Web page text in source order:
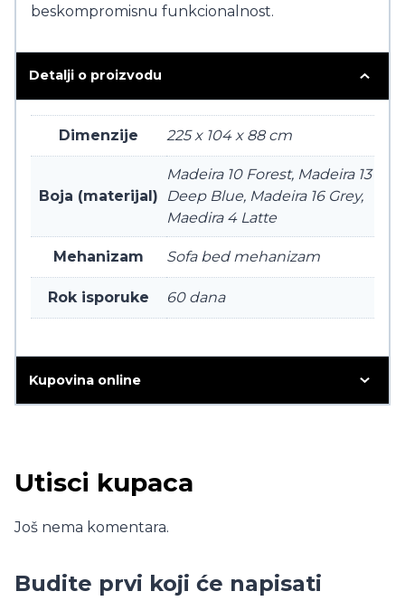
beskompromisnu funkcionalnost.
Detalji o proizvodu
Dimenzije 225 x 104 x 88 cm
Boja (materijal)
Madeira 10 Forest, Madeira 13
Deep Blue, Madeira 16 Grey,
Maedira 4 Latte
Mehanizam Sofa bed mehanizam
Rok isporuke 60 dana
Kupovina online
Utisci kupaca
Još nema komentara.
Budite prvi koji će napisati